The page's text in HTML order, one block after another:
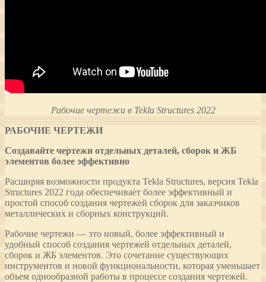
Рабочие чертежи в Tekla Structures 2022
РАБОЧИЕ ЧЕРТЕЖИ
Создавайте чертежи отдельных деталей, сборок и ЖБ
элементов более эффективно
Расширяя возможности продукта Tekla Structures, версия Tekla
Structures 2022 года обеспечивает более эффективный и
простой способ создания чертежей сборок для заказчиков
металлических и сборных конструкций.
Рабочие чертежи — это новый, более эффективный и
удобный способ создания чертежей отдельных деталей,
сборок и ЖБ элементов. Это сочетание существующих
инструментов и новой функциональности, которая уменьшает
объем однообразной работы в процессе создания чертежей.